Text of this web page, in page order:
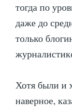
тогда по
даже до
только
Хотя были и
наверное,